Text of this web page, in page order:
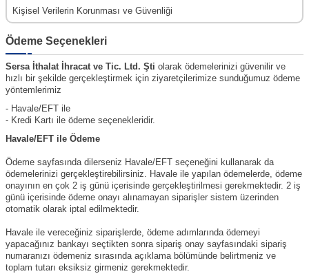
Kişisel Verilerin Korunması ve Güvenliği
Ödeme Seçenekleri
Sersa İthalat İhracat ve Tic. Ltd. Şti olarak ödemelerinizi güvenilir ve
hızlı bir şekilde gerçekleştirmek için ziyaretçilerimize sunduğumuz ödeme
yöntemlerimiz
- Havale/EFT ile
- Kredi Kartı ile ödeme seçenekleridir.
Havale/EFT ile Ödeme
Ödeme sayfasında dilerseniz Havale/EFT seçeneğini kullanarak da
ödemelerinizi gerçekleştirebilirsiniz. Havale ile yapılan ödemelerde, ödeme
onayının en çok 2 iş günü içerisinde gerçekleştirilmesi gerekmektedir. 2 iş
günü içerisinde ödeme onayı alınamayan siparişler sistem üzerinden
otomatik olarak iptal edilmektedir.
Havale ile vereceğiniz siparişlerde, ödeme adımlarında ödemeyi
yapacağınız bankayı seçtikten sonra sipariş onay sayfasındaki sipariş
numaranızı ödemeniz sırasında açıklama bölümünde belirtmeniz ve
toplam tutarı eksiksiz girmeniz gerekmektedir.